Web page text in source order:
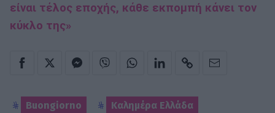
είναι τέλος εποχής, κάθε εκπομπή κάνει τον
κύκλο της»
Buongiorno Καλημέρα Ελλάδα